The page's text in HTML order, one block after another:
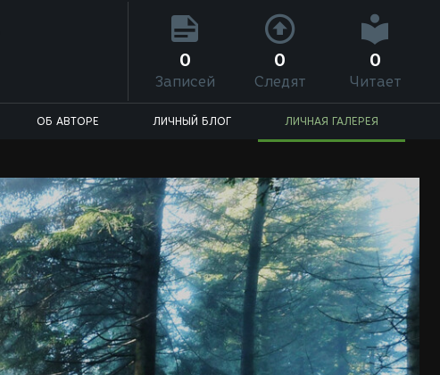
0
Записей
0
Следят
0
Читает
ОБ АВТОРЕ ЛИЧНЫЙ БЛОГ ЛИЧНАЯ ГАЛЕРЕЯ